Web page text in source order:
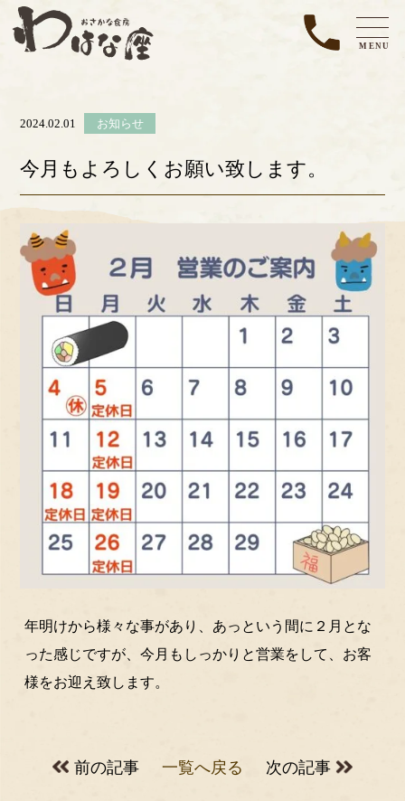
MENU
2024.02.01 お知らせ
今月もよろしくお願い致します。
年明けから様々な事があり、あっという間に２月とな
った感じですが、今月もしっかりと営業をして、お客
様をお迎え致します。
前の記事 一覧へ戻る 次の記事